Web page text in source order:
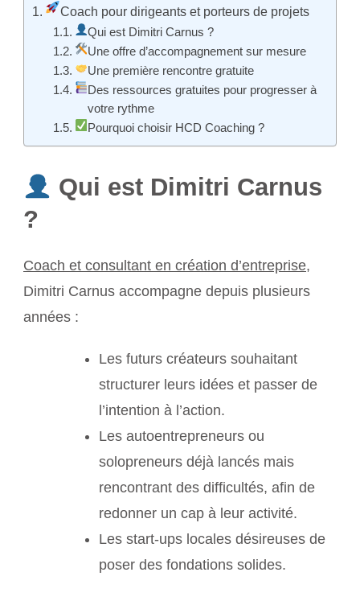
Coach pour dirigeants et porteurs de projets
Qui est Dimitri Carnus ?
Une offre d’accompagnement sur mesure
Une première rencontre gratuite
Des ressources gratuites pour progresser à
votre rythme
Pourquoi choisir HCD Coaching ?
Qui est Dimitri Carnus
?
Coach et consultant en création d’entreprise,
Dimitri Carnus accompagne depuis plusieurs
années :
Les futurs créateurs souhaitant
structurer leurs idées et passer de
l’intention à l’action.
Les autoentrepreneurs ou
solopreneurs déjà lancés mais
rencontrant des difficultés, afin de
redonner un cap à leur activité.
Les start-ups locales désireuses de
poser des fondations solides.